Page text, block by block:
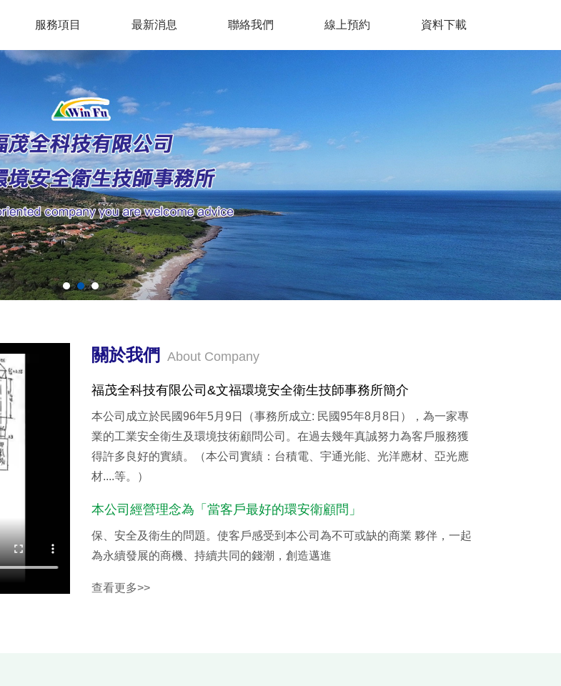
服務項目 最新消息 聯絡我們 線上預約 資料下載
關於我們 About Company
福茂全科技有限公司&文福環境安全衛生技師事務所簡介
本公司成立於民國96年5月9日（事務所成立: 民國95年8月8日），為一家專
業的工業安全衛生及環境技術顧問公司。在過去幾年真誠努力為客戶服務獲
得許多良好的實績。（本公司實績：台積電、宇通光能、光洋應材、亞光應
材....等。）
本公司經營理念為「當客戶最好的環安衛顧問」
保、安全及衛生的問題。使客戶感受到本公司為不可或缺的商業 夥伴，一起
為永續發展的商機、持續共同的錢潮，創造邁進
查看更多>>